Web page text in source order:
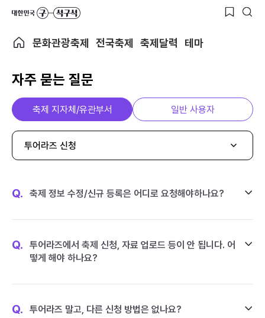
문화관광축제 전국축제 축제달력 테마
자주 묻는 질문
축제 지자체/유관부서 일반 사용자
투어라즈 신청
Q. 축제 정보 수정/신규 등록은 어디로 요청해야하나요?
Q.
투어라즈에서 축제 신청, 자료 업로드 등이 안 됩니다. 어
떻게 해야 하나요?
Q. 투어라즈 말고, 다른 신청 방법은 없나요?